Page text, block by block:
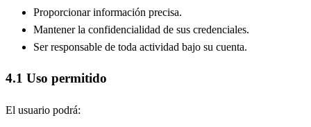
Proporcionar información precisa.
Mantener la confidencialidad de sus credenciales.
Ser responsable de toda actividad bajo su cuenta.
4.1 Uso permitido
El usuario podrá: